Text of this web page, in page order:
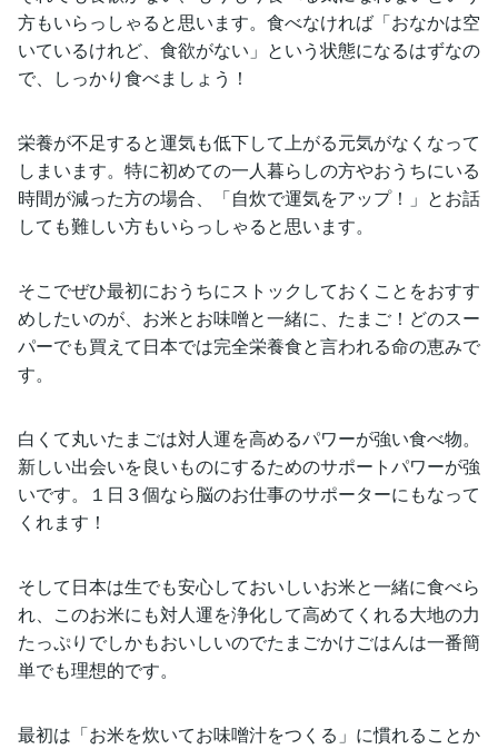
方もいらっしゃると思います。食べなければ「おなかは空
いているけれど、食欲がない」という状態になるはずなの
で、しっかり食べましょう！
栄養が不足すると運気も低下して上がる元気がなくなって
しまいます。特に初めての一人暮らしの方やおうちにいる
時間が減った方の場合、「自炊で運気をアップ！」とお話
しても難しい方もいらっしゃると思います。
そこでぜひ最初におうちにストックしておくことをおすす
めしたいのが、お米とお味噌と一緒に、たまご！どのスー
パーでも買えて日本では完全栄養食と言われる命の恵みで
す。
白くて丸いたまごは対人運を高めるパワーが強い食べ物。
新しい出会いを良いものにするためのサポートパワーが強
いです。１日３個なら脳のお仕事のサポーターにもなって
くれます！
そして日本は生でも安心しておいしいお米と一緒に食べら
れ、このお米にも対人運を浄化して高めてくれる大地の力
たっぷりでしかもおいしいのでたまごかけごはんは一番簡
単でも理想的です。
最初は「お米を炊いてお味噌汁をつくる」に慣れることか